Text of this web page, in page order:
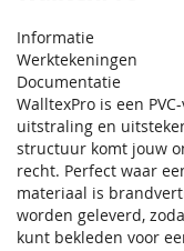
Informatie
Werktekeningen
Documentatie
WalltexPro is een
uitstraling en
structuur komt jouw
recht. Perfect waar
materiaal is
worden geleverd,
kunt bekleden voor